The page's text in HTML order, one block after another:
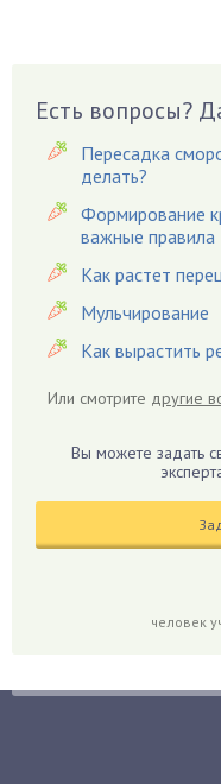
Виноград
Вишня
Вредители
Гардения
Гацания
Гвоздики
Георгины
Герань
Гиппеаструм
Годжи
Есть вопросы?
Пересадка
делать?
Формирование
важные правила
Как растет
Мульчирование
Как вырастить
Или смотрите другие
Вы можете задать
человек